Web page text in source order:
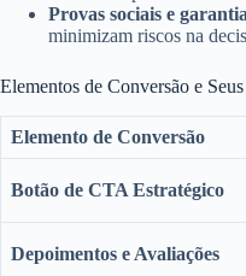
Provas sociais e
minimizam riscos na
Elementos de Conversão e
Elemento de Conversão
Botão de CTA Estratégico
Depoimentos e Avaliações